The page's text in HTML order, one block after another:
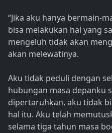
“Jika aku hanya bermain-
bisa melakukan hal yang
mengeluh tidak akan
akan melewatinya.
Aku tidak peduli dengan
hubungan masa depanku
dipertaruhkan, aku tidak
hal itu. Aku telah
selama tiga tahun masa